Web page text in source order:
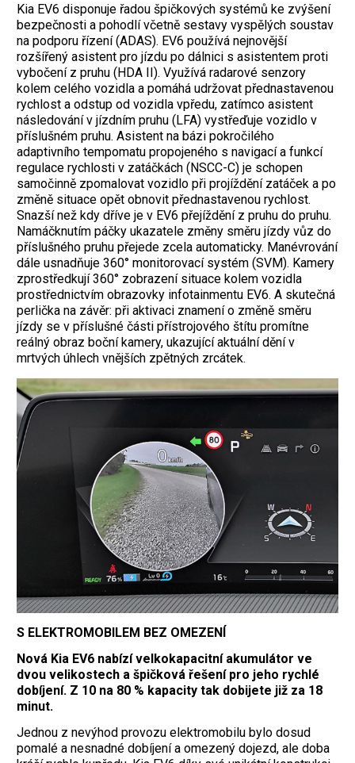
Kia EV6 disponuje řadou špičkových systémů ke zvýšení
bezpečnosti a pohodlí včetně sestavy vyspělých soustav
na podporu řízení (ADAS). EV6 používá nejnovější
rozšířený asistent pro jízdu po dálnici s asistentem proti
vybočení z pruhu (HDA II). Využívá radarové senzory
kolem celého vozidla a pomáhá udržovat přednastavenou
rychlost a odstup od vozidla vpředu, zatímco asistent
následování v jízdním pruhu (LFA) vystřeďuje vozidlo v
příslušném pruhu. Asistent na bázi pokročilého
adaptivního tempomatu propojeného s navigací a funkcí
regulace rychlosti v zatáčkách (NSCC-C) je schopen
samočinně zpomalovat vozidlo při projíždění zatáček a po
změně situace opět obnovit přednastavenou rychlost.
Snazší než kdy dříve je v EV6 přejíždění z pruhu do pruhu.
Namáčknutím páčky ukazatele změny směru jízdy vůz do
příslušného pruhu přejede zcela automaticky. Manévrování
dále usnadňuje 360° monitorovací systém (SVM). Kamery
zprostředkují 360° zobrazení situace kolem vozidla
prostřednictvím obrazovky infotainmentu EV6. A ­skutečná
perlička na závěr: při aktivaci znamení o změně směru
jízdy se v příslušné části přístrojového štítu promítne
reálný obraz boční kamery, ukazující aktuální dění v
mrtvých úhlech vnějších zpětných zrcátek.
S ELEKTROMOBILEM BEZ OMEZENÍ
Nová Kia EV6 nabízí velkokapacitní akumulátor ve
dvou velikostech a špičková řešení pro jeho rychlé
dobíjení. Z 10 na 80 % kapacity tak dobijete již za 18
minut.
Jednou z nevýhod provozu elektromobilu bylo dosud
pomalé a nesnadné dobíjení a omezený dojezd, ale doba